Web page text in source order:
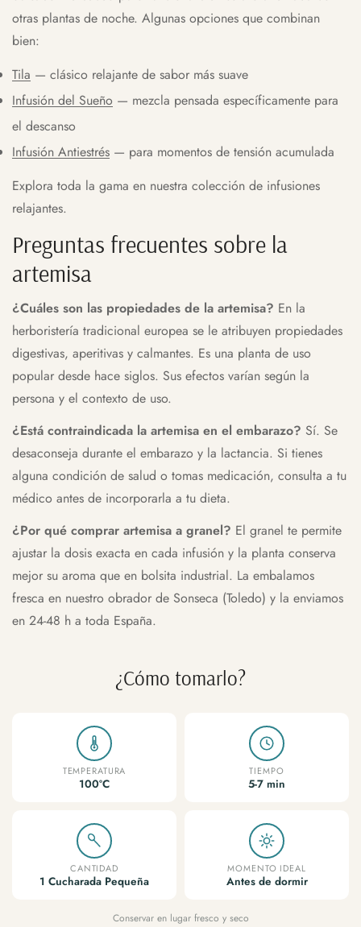
otras plantas de noche. Algunas opciones que combinan
bien:
Tila — clásico relajante de sabor más suave
Infusión del Sueño — mezcla pensada específicamente para
el descanso
Infusión Antiestrés — para momentos de tensión acumulada
Explora toda la gama en nuestra colección de infusiones
relajantes.
Preguntas frecuentes sobre la
artemisa
¿Cuáles son las propiedades de la artemisa? En la
herboristería tradicional europea se le atribuyen propiedades
digestivas, aperitivas y calmantes. Es una planta de uso
popular desde hace siglos. Sus efectos varían según la
persona y el contexto de uso.
¿Está contraindicada la artemisa en el embarazo? Sí. Se
desaconseja durante el embarazo y la lactancia. Si tienes
alguna condición de salud o tomas medicación, consulta a tu
médico antes de incorporarla a tu dieta.
¿Por qué comprar artemisa a granel? El granel te permite
ajustar la dosis exacta en cada infusión y la planta conserva
mejor su aroma que en bolsita industrial. La embalamos
fresca en nuestro obrador de Sonseca (Toledo) y la enviamos
en 24-48 h a toda España.
¿Cómo tomarlo?
TEMPERATURA
100ºC
TIEMPO
5-7 min
CANTIDAD
1 Cucharada Pequeña
MOMENTO IDEAL
Antes de dormir
Conservar en lugar fresco y seco